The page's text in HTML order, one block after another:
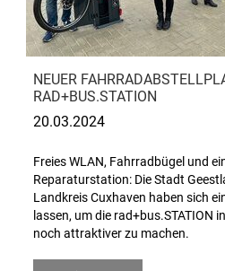
NEUER
RAD+BUS.STATION
20.03.2024
Freies WLAN, Fahrradbügel und
Reparaturstation: Die Stadt
Landkreis Cuxhaven haben sich
lassen, um die rad+bus.STATION
noch attraktiver zu machen.